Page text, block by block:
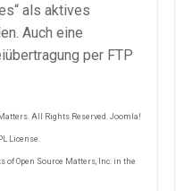
als aktives
Auch eine
per FTP
All Rights Reserved. Joomla!
License.
Open Source Matters, Inc. in the